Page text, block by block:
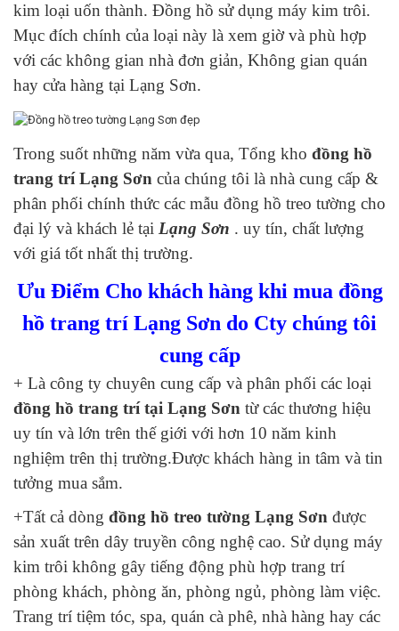
kim loại uốn thành. Đồng hồ sử dụng máy kim trôi.
Mục đích chính của loại này là xem giờ và phù hợp
với các không gian nhà đơn giản, Không gian quán
hay cửa hàng tại Lạng Sơn.
Trong suốt những năm vừa qua, Tổng kho đồng hồ
trang trí Lạng Sơn của chúng tôi là nhà cung cấp &
phân phối chính thức các mẫu đồng hồ treo tường cho
đại lý và khách lẻ tại Lạng Sơn . uy tín, chất lượng
với giá tốt nhất thị trường.
Ưu Điểm Cho khách hàng khi mua đồng
hồ trang trí Lạng Sơn do Cty chúng tôi
cung cấp
+ Là công ty chuyên cung cấp và phân phối các loại
đồng hồ trang trí tại Lạng Sơn từ các thương hiệu
uy tín và lớn trên thế giới với hơn 10 năm kinh
nghiệm trên thị trường.Được khách hàng in tâm và tin
tưởng mua sắm.
+Tất cả dòng đồng hồ treo tường Lạng Sơn được
sản xuất trên dây truyền công nghệ cao. Sử dụng máy
kim trôi không gây tiếng động phù hợp trang trí
phòng khách, phòng ăn, phòng ngủ, phòng làm việc.
Trang trí tiệm tóc, spa, quán cà phê, nhà hàng hay các